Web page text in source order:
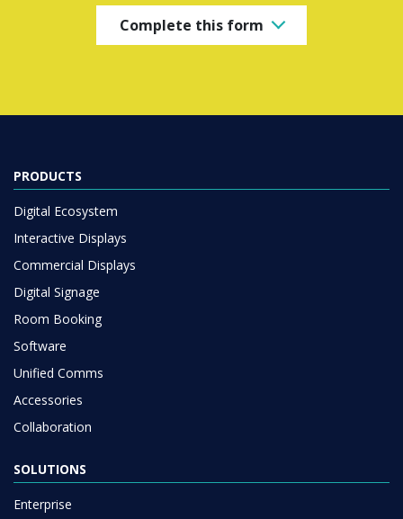
Complete this form
PRODUCTS
Digital Ecosystem
Interactive Displays
Commercial Displays
Digital Signage
Room Booking
Software
Unified Comms
Accessories
Collaboration
SOLUTIONS
Enterprise